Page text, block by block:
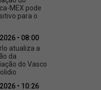
MEX pode
para o
• 08:00
atualiza a
da
do Vasco
• 10:26